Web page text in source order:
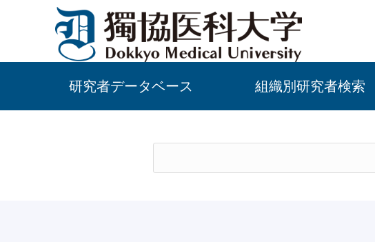
研究者データベース 組織別研究者検索